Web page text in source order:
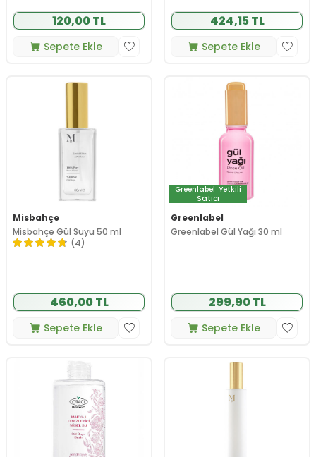
120,00 TL
Sepete Ekle
424,15 TL
Sepete Ekle
Misbahçe
Misbahçe Gül Suyu 50 ml
(4)
460,00 TL
Sepete Ekle
Greenlabel Yetkili
Satıcı
Greenlabel
Greenlabel Gül Yağı 30 ml
299,90 TL
Sepete Ekle